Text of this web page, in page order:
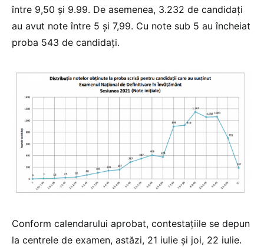
între 9,50 și 9.99. De asemenea, 3.232 de candidați
au avut note între 5 și 7,99. Cu note sub 5 au încheiat
proba 543 de candidați.
Conform calendarului aprobat, contestațiile se depun
la centrele de examen, astăzi, 21 iulie și joi, 22 iulie.